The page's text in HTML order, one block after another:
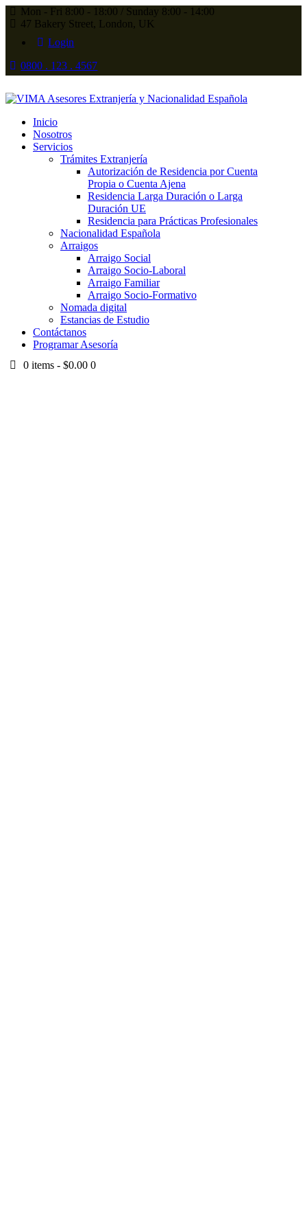
Mon - Fri 8:00 - 18:00 / Sunday 8:00 - 14:00
47 Bakery Street, London, UK
Login
0800 . 123 . 4567
Inicio
Nosotros
Servicios
Trámites Extranjería
Autorización de Residencia por Cuenta
Propia o Cuenta Ajena
Residencia Larga Duración o Larga
Duración UE
Residencia para Prácticas Profesionales
Nacionalidad Española
Arraigos
Arraigo Social
Arraigo Socio-Laboral
Arraigo Familiar
Arraigo Socio-Formativo
Nomada digital
Estancias de Estudio
Contáctanos
Programar Asesoría
0 items -$0.00 0